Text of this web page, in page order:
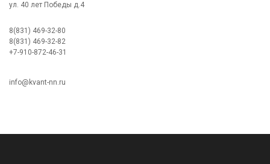
ул. 40 лет Победы д.4
8(831) 469-32-80
8(831) 469-32-82
+7-910-872-46-31
info@kvant-nn.ru